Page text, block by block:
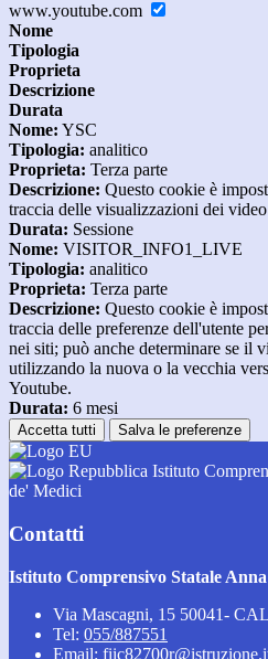
www.youtube.com
Nome
Tipologia
Proprieta
Descrizione
Durata
Nome: YSC
Tipologia: analitico
Proprieta: Terza parte
Descrizione: Questo cookie è
traccia delle visualizzazioni dei
Durata: Sessione
Nome: VISITOR_INFO1_LIVE
Tipologia: analitico
Proprieta: Terza parte
Descrizione: Questo cookie è
traccia delle preferenze dell'utente
nei siti; può anche determinare se il
utilizzando la nuova o la vecchia
Youtube.
Durata: 6 mesi
Accetta tutti Salva le preferenze
Istituto
de' Medici
Contatti
Istituto Comprensivo Statale
Via Mascagni, 15 50041-
Tel: 055/887551
Email: